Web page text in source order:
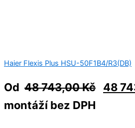
Haier Flexis Plus HSU-50F1B4/R3(DB)
Od 48 743,00Kč 48
montáží bez DPH